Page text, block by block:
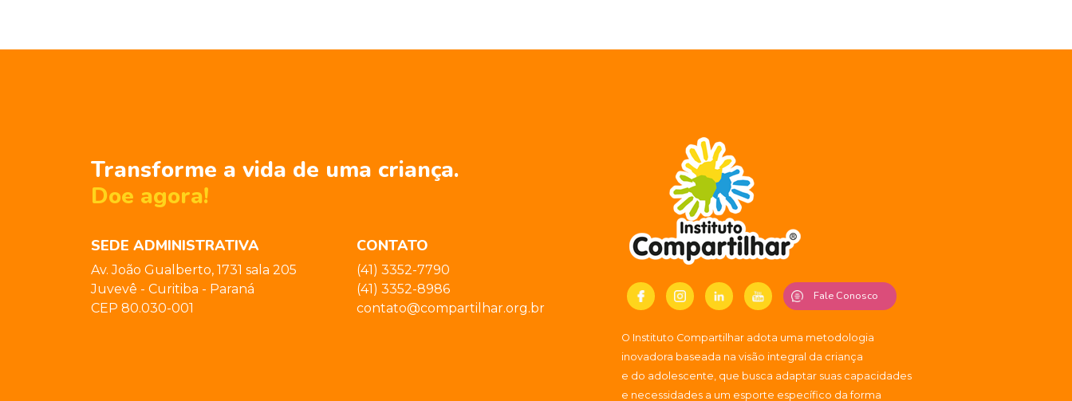
Transforme a vida de uma criança.
Doe agora!
SEDE ADMINISTRATIVA
Av. João Gualberto, 1731 sala 205
Juvevê - Curitiba - Paraná
CEP 80.030-001
CONTATO
(41) 3352-7790
(41) 3352-8986
contato@compartilhar.org.br
Fale Conosco
O Instituto Compartilhar adota uma metodologia
inovadora baseada na visão integral da criança
e do adolescente, que busca adaptar suas capacidades
e necessidades a um esporte específico da forma